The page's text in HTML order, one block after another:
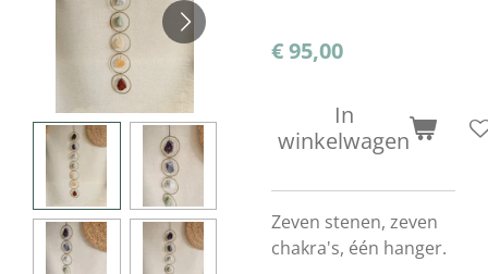
€ 95,00
In
winkelwagen
Zeven stenen, zeven
chakra's, één hanger.